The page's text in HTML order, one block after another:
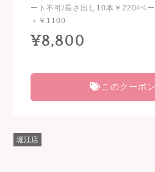
ート不可/長さ出し10本￥220/ベ
＋￥1100
¥8,800
このクーポ
堀江店